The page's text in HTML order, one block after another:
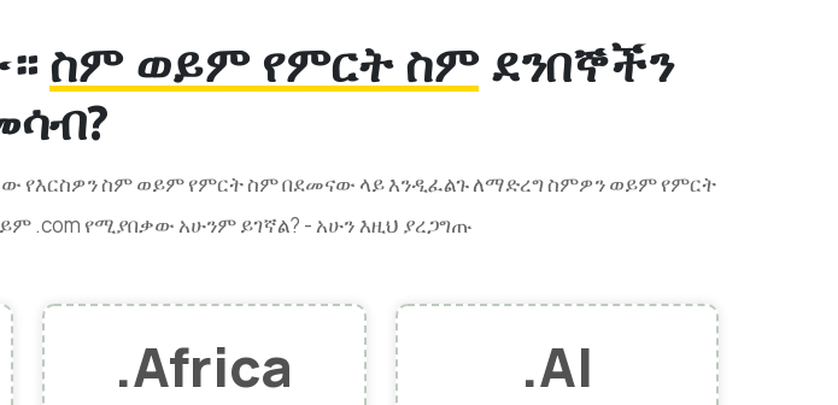
ስም ወይም የምርት ስምደንበኞችን
የእርስዎን ስም ወይም የምርት ስም በደመናው ላይ እንዲፈልጉ ለማድረግ ስምዎን ወይም የምርት
.com የሚያበቃው አሁንም ይገኛል? - አሁን እዚህ ያረጋግጡ
.africa .AI